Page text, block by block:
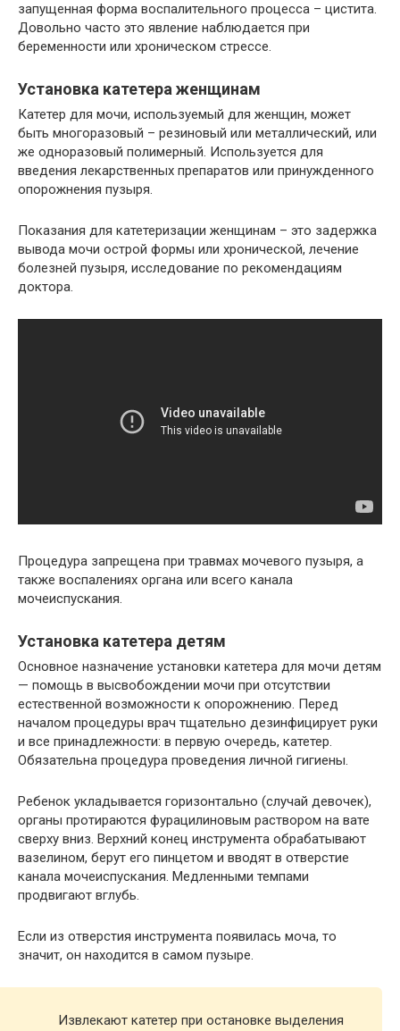
запущенная форма воспалительного процесса – цистита.
Довольно часто это явление наблюдается при
беременности или хроническом стрессе.
Установка катетера женщинам
Катетер для мочи, используемый для женщин, может
быть многоразовый – резиновый или металлический, или
же одноразовый полимерный. Используется для
введения лекарственных препаратов или принужденного
опорожнения пузыря.
Показания для катетеризации женщинам – это задержка
вывода мочи острой формы или хронической, лечение
болезней пузыря, исследование по рекомендациям
доктора.
Процедура запрещена при травмах мочевого пузыря, а
также воспалениях органа или всего канала
мочеиспускания.
Установка катетера детям
Основное назначение установки катетера для мочи детям
— помощь в высвобождении мочи при отсутствии
естественной возможности к опорожнению. Перед
началом процедуры врач тщательно дезинфицирует руки
и все принадлежности: в первую очередь, катетер.
Обязательна процедура проведения личной гигиены.
Ребенок укладывается горизонтально (случай девочек),
органы протираются фурацилиновым раствором на вате
сверху вниз. Верхний конец инструмента обрабатывают
вазелином, берут его пинцетом и вводят в отверстие
канала мочеиспускания. Медленными темпами
продвигают вглубь.
Если из отверстия инструмента появилась моча, то
значит, он находится в самом пузыре.
Извлекают катетер при остановке выделения